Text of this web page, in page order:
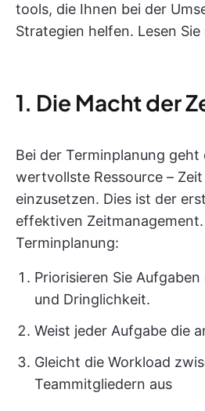
tools, die Ihnen bei der
Strategien helfen. Lesen
1. Die Macht der
Bei der Terminplanung geht
wertvollste Ressource –
einzusetzen. Dies ist der
effektiven
Terminplanung:
Priorisieren Sie
und Dringlichkeit.
Weist jeder Aufgabe die
Gleicht die Workload
Teammitgliedern aus